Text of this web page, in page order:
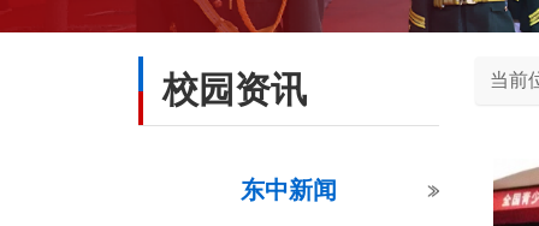
校园资讯
东中新闻
当前